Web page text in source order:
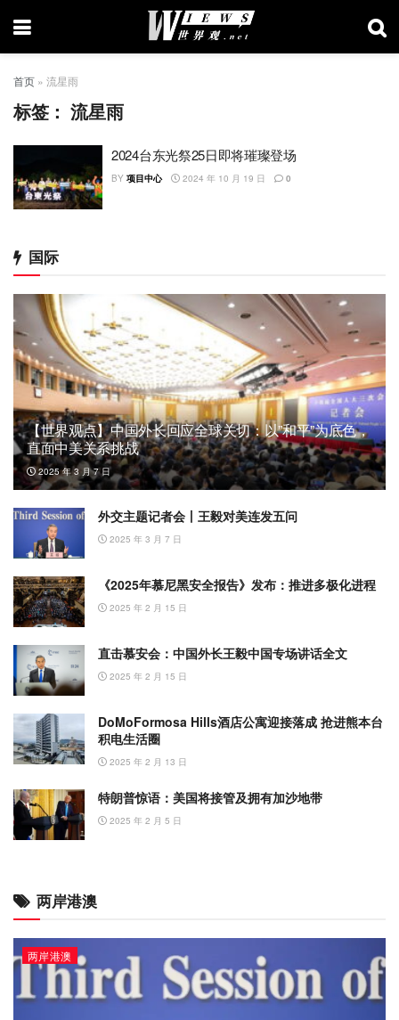
首页 » 流星雨
标签：流星雨
2024台东光祭25日即将璀璨登场
BY 项目中心 2024 年 10 月 19 日 0
国际
【世界观点】中国外长回应全球关切：以”和平”为底色，
直面中美关系挑战
2025 年 3 月 7 日
外交主题记者会丨王毅对美连发五问
2025 年 3 月 7 日
《2025年慕尼黑安全报告》发布：推进多极化进程
2025 年 2 月 15 日
直击慕安会：中国外长王毅中国专场讲话全文
2025 年 2 月 15 日
DoMoFormosa Hills酒店公寓迎接落成 抢进熊本台
积电生活圈
2025 年 2 月 13 日
特朗普惊语：美国将接管及拥有加沙地带
2025 年 2 月 5 日
两岸港澳
两岸港澳